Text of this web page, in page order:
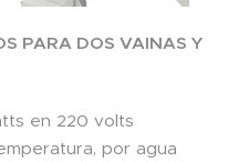
PARA DOS VAINAS Y
en 220 volts
por agua